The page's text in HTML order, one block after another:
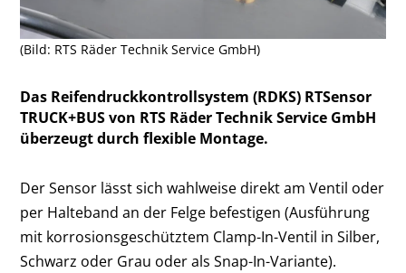
(Bild: RTS Räder Technik Service GmbH)
Das Reifendruckkontrollsystem (RDKS) RTSensor
TRUCK+BUS von RTS Räder Technik Service GmbH
überzeugt durch flexible Montage.
Der Sensor lässt sich wahlweise direkt am Ventil oder
per Halteband an der Felge befestigen (Ausführung
mit korrosionsgeschütztem Clamp-In-Ventil in Silber,
Schwarz oder Grau oder als Snap-In-Variante).